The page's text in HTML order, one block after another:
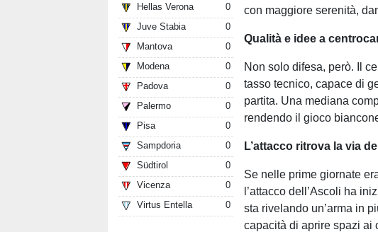
Hellas Verona
0
Juve Stabia
0
Mantova
0
Modena
0
Padova
0
Palermo
0
Pisa
0
Sampdoria
0
Südtirol
0
Vicenza
0
Virtus Entella
0
con maggiore serenità,
Qualità e idee a
Non solo difesa, però. Il
tasso tecnico, capace di
partita. Una mediana
rendendo il gioco
L’attacco ritrova la via
Se nelle prime giornate
l’attacco dell’Ascoli ha
sta rivelando un’arma in
capacità di aprire spazi ai